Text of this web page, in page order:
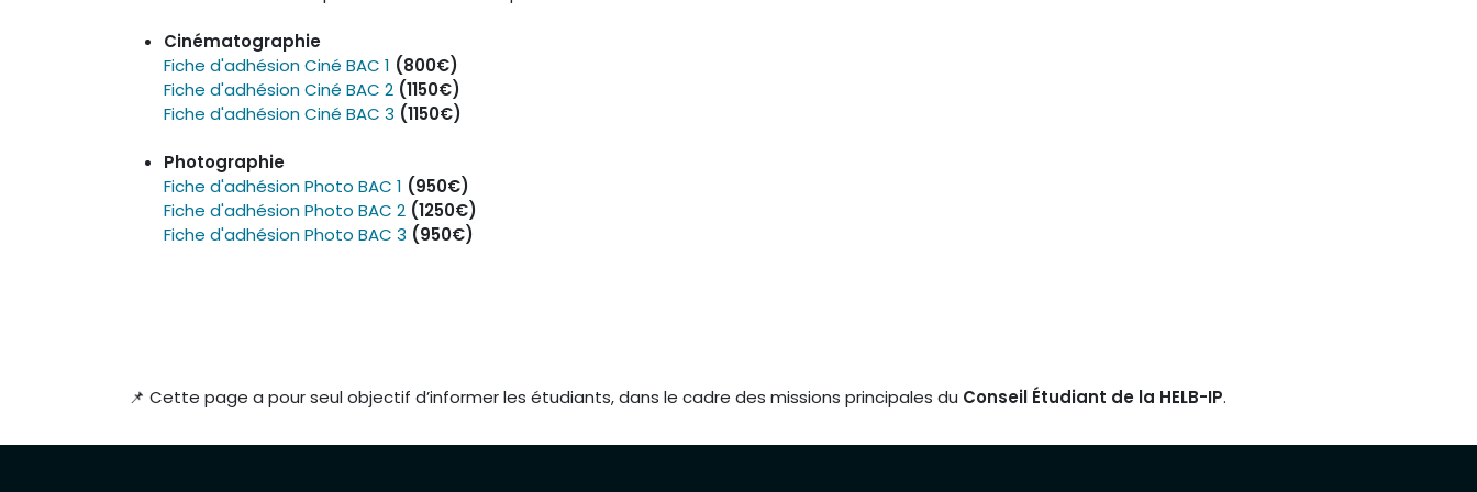
Cinématographie
Fiche d'adhésion Ciné BAC 1 (800€)
Fiche d'adhésion Ciné BAC 2 (1150€)
Fiche d'adhésion Ciné BAC 3 (1150€)
Photographie
Fiche d'adhésion Photo BAC 1 (950€)
Fiche d'adhésion Photo BAC 2 (1250€)
Fiche d'adhésion Photo BAC 3 (950€)
📌 Cette page a pour seul objectif d’informer les étudiants, dans le cadre des missions principales du Conseil Étudiant de la HELB-IP.